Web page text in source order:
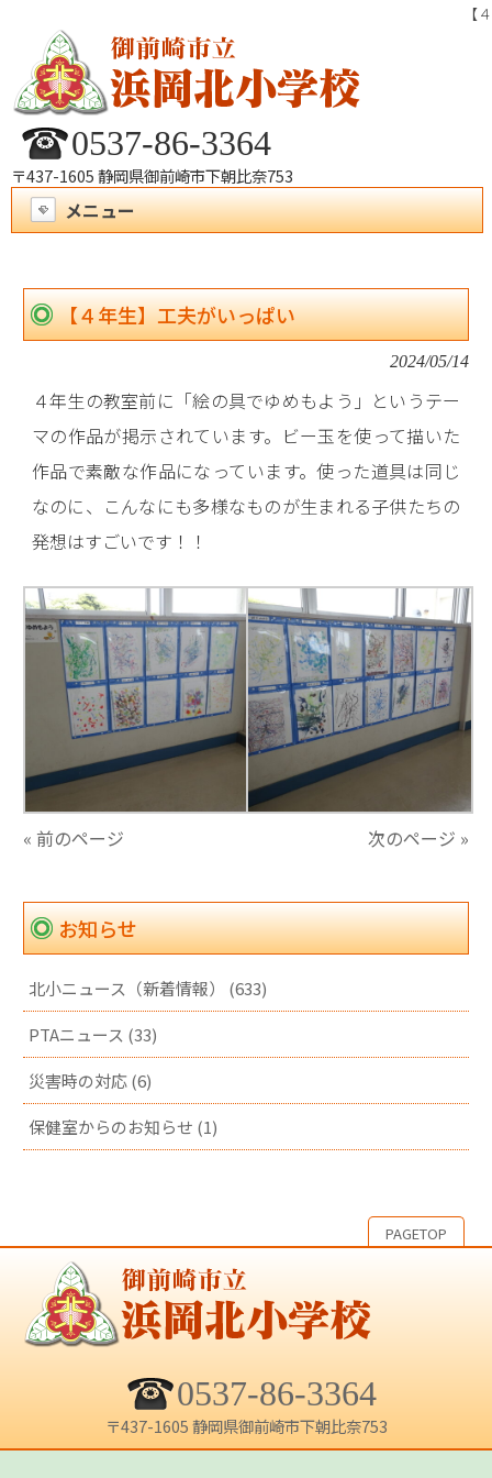
【
0537-86-3364
〒437-1605 静岡県御前崎市下朝比奈753
メニュー
【４年生】工夫がいっぱい
2024/05/14
４年生の教室前に「絵の具でゆめもよう」というテー
マの作品が掲示されています。ビー玉を使って描いた
作品で素敵な作品になっています。使った道具は同じ
なのに、こんなにも多様なものが生まれる子供たちの
発想はすごいです！！
« 前のページ 次のページ »
お知らせ
北小ニュース（新着情報） (633)
PTAニュース (33)
災害時の対応 (6)
保健室からのお知らせ (1)
PAGETOP
0537-86-3364
〒437-1605 静岡県御前崎市下朝比奈753